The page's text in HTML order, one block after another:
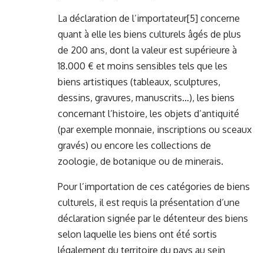
La déclaration de l’importateur[5] concerne
quant à elle les biens culturels âgés de plus
de 200 ans, dont la valeur est supérieure à
18.000 € et moins sensibles tels que les
biens artistiques (tableaux, sculptures,
dessins, gravures, manuscrits…), les biens
concernant l’histoire, les objets d’antiquité
(par exemple monnaie, inscriptions ou sceaux
gravés) ou encore les collections de
zoologie, de botanique ou de minerais.
Pour l’importation de ces catégories de biens
culturels, il est requis la présentation d’une
déclaration signée par le détenteur des biens
selon laquelle les biens ont été sortis
légalement du territoire du pays au sein